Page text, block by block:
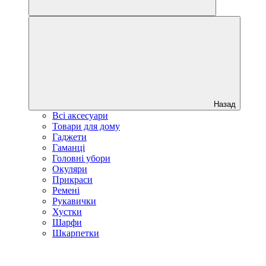
Назад
Всі аксесуари
Товари для дому
Гаджети
Гаманці
Головні убори
Окуляри
Прикраси
Ремені
Рукавички
Хустки
Шарфи
Шкарпетки